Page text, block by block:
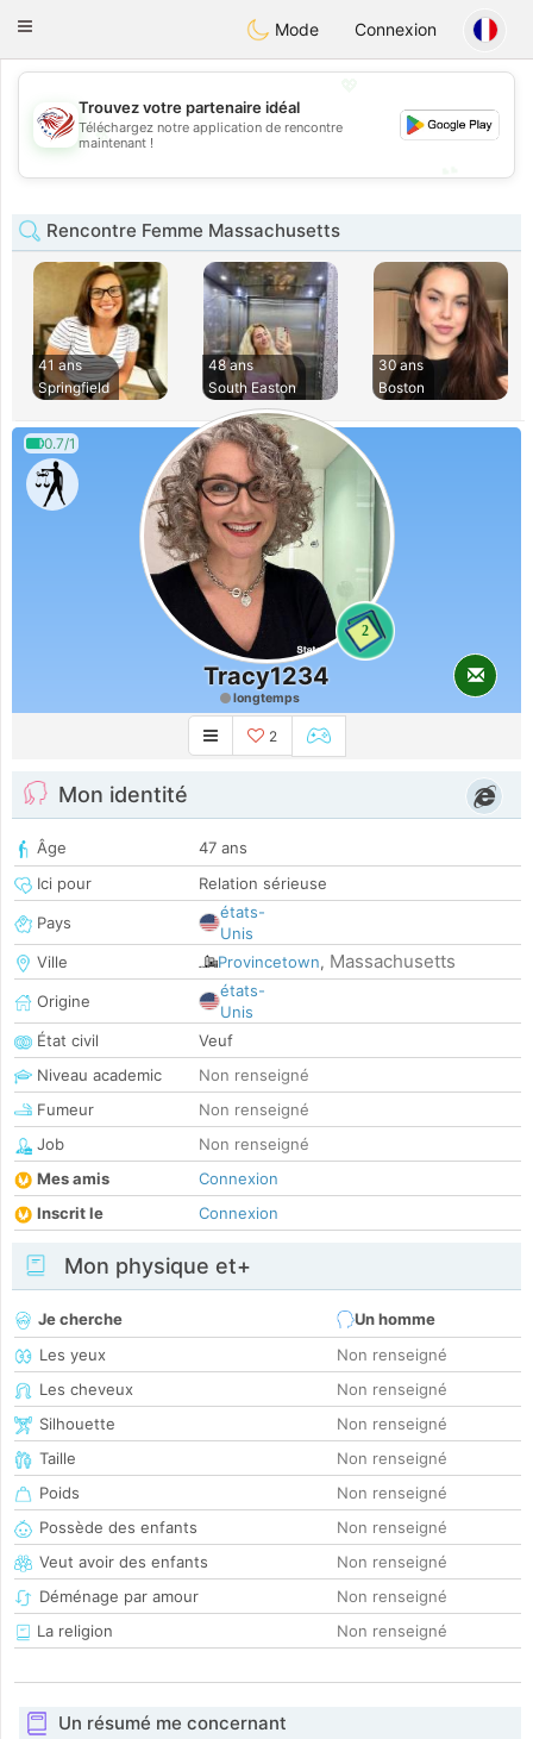
StatesDating
Toggle
Mode Connexion
💖
💕
Trouvez votre partenaire idéal
Téléchargez notre application de rencontre
maintenant !
Rencontre Femme Massachusetts
41 ans
Springfield
48 ans
South Easton
30 ans
Boston
0.7/1
2
Tracy1234
longtemps
2
Mon identité
Âge
47 ans
Ici pour
Relation sérieuse
Pays
états-
Unis
Ville
Provincetown, Massachusetts
Origine
états-
Unis
État civil
Veuf
Niveau academic
Non renseigné
Fumeur
Non renseigné
Job
Non renseigné
Mes amis
Connexion
Inscrit le
Connexion
Mon physique et+
Je cherche
Un homme
Les yeux
Non renseigné
Les cheveux
Non renseigné
Silhouette
Non renseigné
Taille
Non renseigné
Poids
Non renseigné
Possède des enfants
Non renseigné
Veut avoir des enfants
Non renseigné
Déménage par amour
Non renseigné
La religion
Non renseigné
Un résumé me concernant